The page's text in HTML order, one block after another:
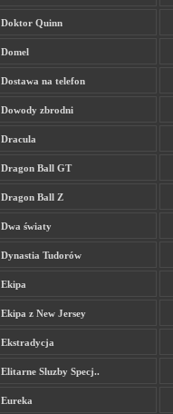
Doktor Quinn
Domel
Dostawa na telefon
Dowody zbrodni
Dracula
Dragon Ball GT
Dragon Ball Z
Dwa światy
Dynastia Tudorów
Ekipa
Ekipa z New Jersey
Ekstradycja
Elitarne Sluzby Specj..
Eureka